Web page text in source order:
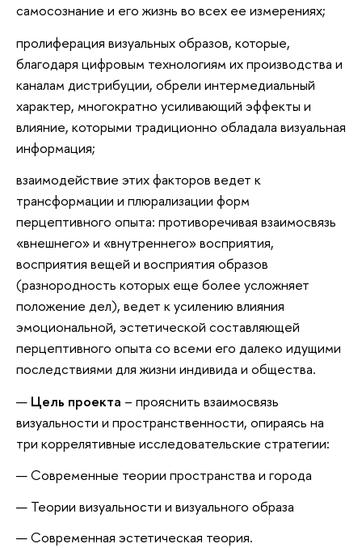
самосознание и его жизнь во всех ее измерениях;
пролиферация визуальных образов, которые,
благодаря цифровым технологиям их производства и
каналам дистрибуции, обрели интермедиальный
характер, многократно усиливающий эффекты и
влияние, которыми традиционно обладала визуальная
информация;
взаимодействие этих факторов ведет к
трансформации и плюрализации форм
перцептивного опыта: противоречивая взаимосвязь
«внешнего» и «внутреннего» восприятия,
восприятия вещей и восприятия образов
(разнородность которых еще более усложняет
положение дел), ведет к усилению влияния
эмоциональной, эстетической составляющей
перцептивного опыта со всеми его далеко идущими
последствиями для жизни индивида и общества.
Цель проекта – прояснить взаимосвязь
визуальности и пространственности, опираясь на
три коррелятивные исследовательские стратегии:
Современные теории пространства и города
Теории визуальности и визуального образа
Современная эстетическая теория.